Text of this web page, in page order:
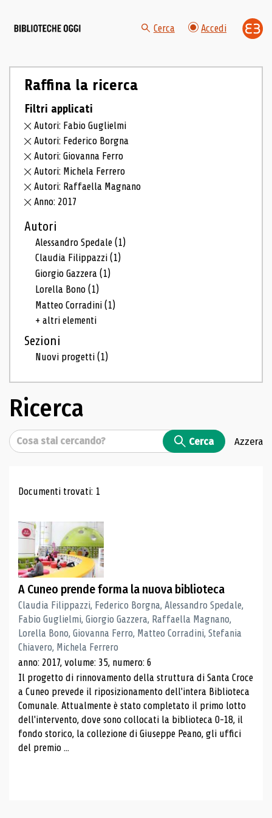
Cerca Accedi
Raffina la ricerca
Filtri applicati
Autori: Fabio Guglielmi
Autori: Federico Borgna
Autori: Giovanna Ferro
Autori: Michela Ferrero
Autori: Raffaella Magnano
Anno: 2017
Autori
Alessandro Spedale(1)
Claudia Filippazzi(1)
Giorgio Gazzera(1)
Lorella Bono(1)
Matteo Corradini(1)
+ altri elementi
Sezioni
Nuovi progetti(1)
Ricerca
Cerca Cerca Azzera
Risultati di ricerca
Documenti trovati: 1
A Cuneo prende forma la nuova biblioteca
Claudia Filippazzi, Federico Borgna, Alessandro Spedale,
Fabio Guglielmi, Giorgio Gazzera, Raffaella Magnano,
Lorella Bono, Giovanna Ferro, Matteo Corradini, Stefania
Chiavero, Michela Ferrero
anno: 2017, volume: 35, numero: 6
Il progetto di rinnovamento della struttura di Santa Croce
a Cuneo prevede il riposizionamento dell'intera Biblioteca
Comunale. Attualmente è stato completato il primo lotto
dell'intervento, dove sono collocati la biblioteca 0-18, il
fondo storico, la collezione di Giuseppe Peano, gli uffici
del premio ...